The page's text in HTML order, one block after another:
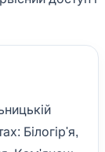
Білогір'я,